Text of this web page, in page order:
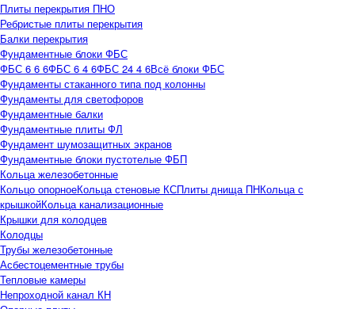
Плиты перекрытия ПНО
Ребристые плиты перекрытия
Балки перекрытия
Фундаментные блоки ФБС
ФБС 6 6 6ФБС 6 4 6ФБС 24 4 6Всё блоки ФБС
Фундаменты стаканного типа под колонны
Фундаменты для светофоров
Фундаментные балки
Фундаментные плиты ФЛ
Фундамент шумозащитных экранов
Фундаментные блоки пустотелые ФБП
Кольца железобетонные
Кольцо опорноеКольца стеновые КСПлиты днища ПНКольца с
крышкойКольца канализационные
Крышки для колодцев
Колодцы
Трубы железобетонные
Асбестоцементные трубы
Тепловые камеры
Непроходной канал КН